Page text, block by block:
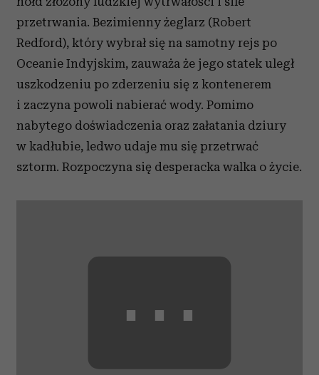
przetrwania. Bezimienny żeglarz (Robert
Redford), który wybrał się na samotny rejs po
Oceanie Indyjskim, zauważa że jego statek uległ
uszkodzeniu po zderzeniu się z kontenerem
i zaczyna powoli nabierać wody. Pomimo
nabytego doświadczenia oraz załatania dziury
w kadłubie, ledwo udaje mu się przetrwać
sztorm. Rozpoczyna się desperacka walka o życie.
⋯